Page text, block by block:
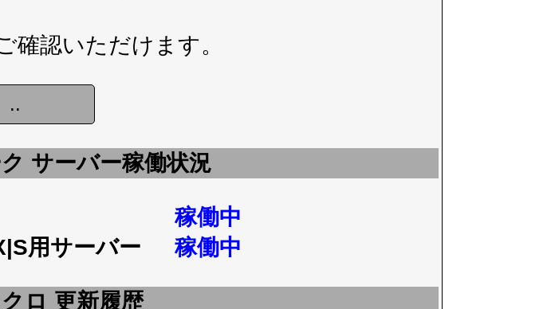
確認いただけます。
サーバー稼働状況
稼働中
用サーバー
稼働中
ロ 更新履歴